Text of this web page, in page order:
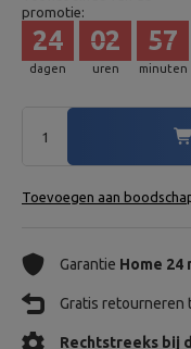
promotie:
dagen
24
uren
02
minuten
57
Toevoegen aan
Garantie Home 24
Gratis retourneren
Rechtstreeks bij